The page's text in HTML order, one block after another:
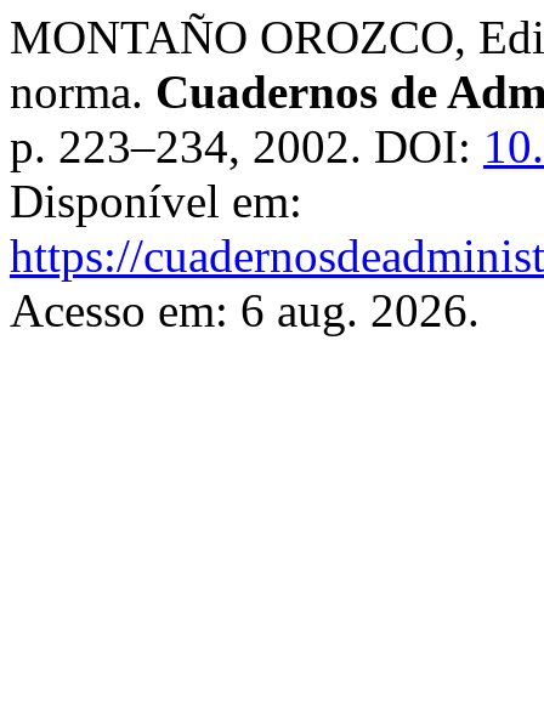
MONTAÑO OROZCO,
norma. Cuadernos de
p. 223–234, 2002. DOI:
Disponível em:
https://
Acesso em: 6 aug. 2026.